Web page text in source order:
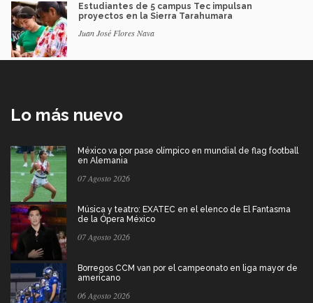
Estudiantes de 5 campus Tec impulsan
proyectos en la Sierra Tarahumara
Juan José Flores Nava
Lo más nuevo
México va por pase olímpico en mundial de flag football
en Alemania
07 Agosto 2026
Música y teatro: EXATEC en el elenco de El Fantasma
de la Ópera México
07 Agosto 2026
Borregos CCM van por el campeonato en liga mayor de
americano
06 Agosto 2026